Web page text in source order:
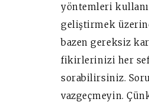
yöntemleri
geliştirmek
bazen gereksiz
fikirlerinizi her
sorabilirsiniz.
vazgeçmeyin.